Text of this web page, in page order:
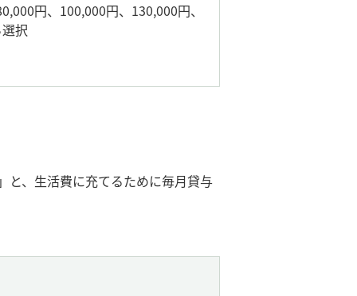
円、100,000円、130,000円、
択
と、生活費に充てるために毎月貸与